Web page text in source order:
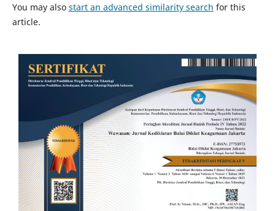
You may also start an advanced similarity search for this
article.